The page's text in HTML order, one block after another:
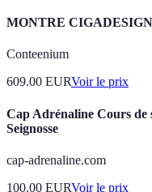
MONTRE
Conteenium
609.00 EURVoir le prix
Cap Adrénaline Cours de
Seignosse
cap-adrenaline.com
100.00 EURVoir le prix